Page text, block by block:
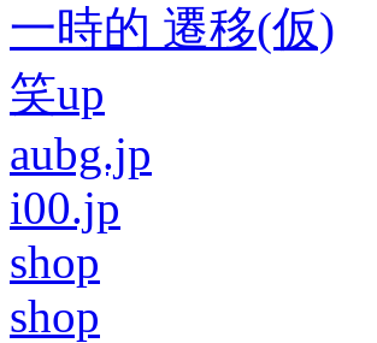
一時的 遷移(仮)
笑up
aubg.jp
i00.jp
shop
shop